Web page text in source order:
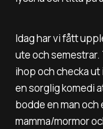
Idag har vi fått
ute och semestrar.
ihop och checka
en sorglig komedi
bodde en man och
mamma/mormor